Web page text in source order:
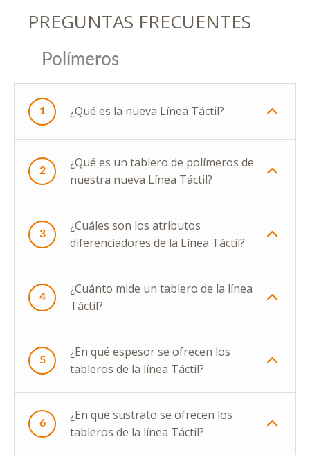
PREGUNTAS FRECUENTES
Polímeros
1 ¿Qué es la nueva Línea Táctil?
2
¿Qué es un tablero de polímeros de
nuestra nueva Línea Táctil?
3
¿Cuáles son los atributos
diferenciadores de la Línea Táctil?
4
¿Cuánto mide un tablero de la línea
Táctil?
5
¿En qué espesor se ofrecen los
tableros de la línea Táctil?
6
¿En qué sustrato se ofrecen los
tableros de la línea Táctil?